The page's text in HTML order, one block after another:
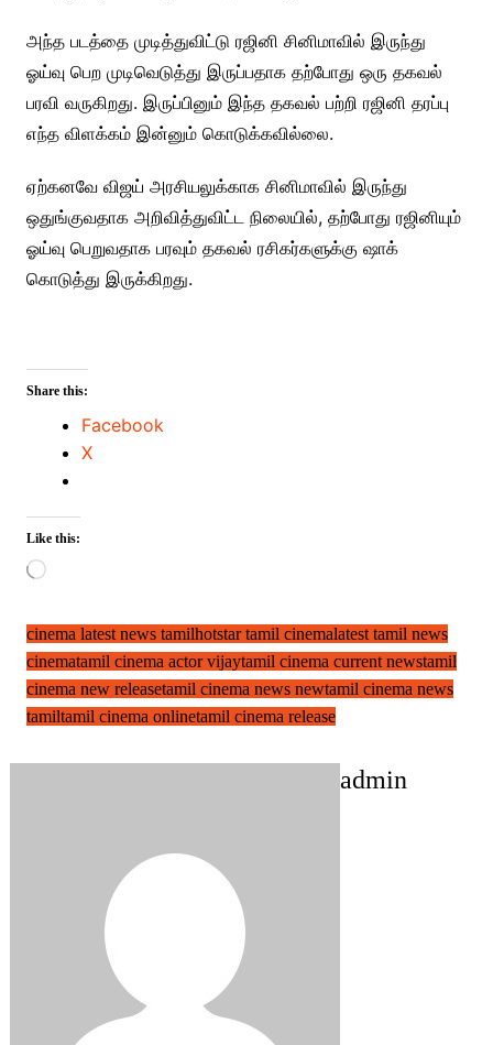
அந்த படத்தை முடித்துவிட்டு ரஜினி சினிமாவில் இருந்து
ஓய்வு பெற முடிவெடுத்து இருப்பதாக தற்போது ஒரு தகவல்
பரவி வருகிறது. இருப்பினும் இந்த தகவல் பற்றி ரஜினி தரப்பு
எந்த விளக்கம் இன்னும் கொடுக்கவில்லை.
ஏற்கனவே விஜய் அரசியலுக்காக சினிமாவில் இருந்து
ஒதுங்குவதாக அறிவித்துவிட்ட நிலையில், தற்போது ரஜினியும்
ஓய்வு பெறுவதாக பரவும் தகவல் ரசிகர்களுக்கு ஷாக்
கொடுத்து இருக்கிறது.
Share this:
Facebook
X
Like this:
Loading…
cinema latest news tamilhotstar tamil cinemalatest tamil news
cinematamil cinema actor vijaytamil cinema current newstamil
cinema new releasetamil cinema news newtamil cinema news
tamiltamil cinema onlinetamil cinema release
admin